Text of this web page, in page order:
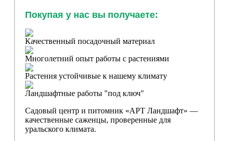
Покупая у нас вы получаете:
Качественный посадочный материал
Многолетний опыт работы с растениями
Растения устойчивые к нашему климату
Ландшафтные работы "под ключ"
Садовый центр и питомник «АРТ Ландшафт» —
качественные саженцы, проверенные для
уральского климата.